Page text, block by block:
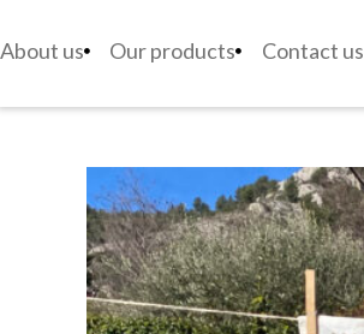
About us Our products Contact us